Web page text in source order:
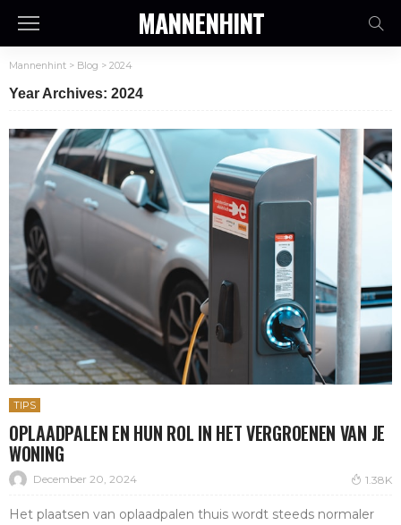
MANNENHINT
Mannenhint > Blog > 2024
Year Archives: 2024
TIPS
OPLAADPALEN EN HUN ROL IN HET VERGROENEN VAN JE
WONING
December 20, 2024 1.38K
Het plaatsen van oplaadpalen thuis wordt steeds normaler